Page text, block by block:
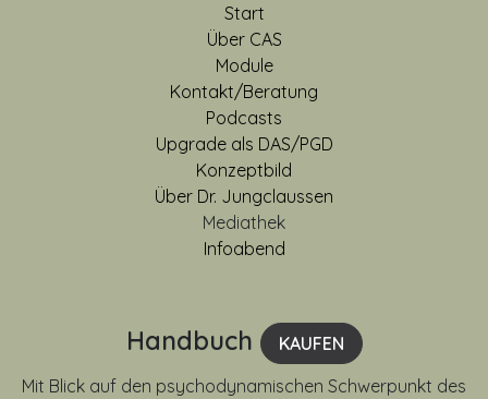
Start
Über CAS
Module
Kontakt/Beratung
Podcasts
Upgrade als DAS/PGD
Konzeptbild
Über Dr. Jungclaussen
Mediathek
Infoabend
Handbuch
KAUFEN
Mit Blick auf den psychodynamischen Schwerpunkt des